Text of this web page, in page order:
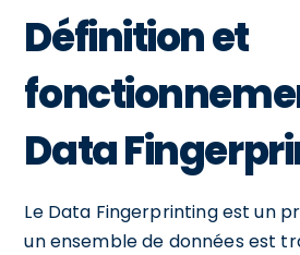
Définition et
Data
Le Data Fingerprinting est un
un ensemble de données est